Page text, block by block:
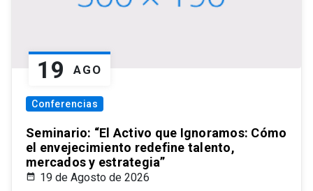
19 AGO
Conferencias
Seminario: “El Activo que Ignoramos: Cómo
el envejecimiento redefine talento,
mercados y estrategia”
19 de Agosto de 2026